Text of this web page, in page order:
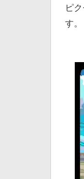
ピ
す。